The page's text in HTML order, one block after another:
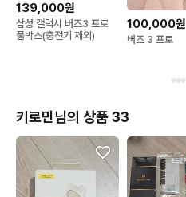
139,000원
삼성 갤럭시 버즈3 프로
풀박스(충전기 제외)
100,000원
버즈 3 프로
키로민님의 상품 33